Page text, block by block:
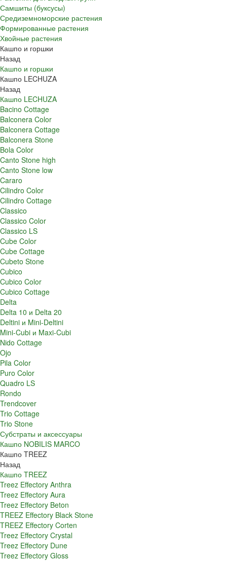
Самшиты (буксусы)
Средиземноморские растения
Формированные растения
Хвойные растения
Кашпо и горшки
Назад
Кашпо и горшки
Кашпо LECHUZA
Назад
Кашпо LECHUZA
Bacino Cottage
Balconera Color
Balconera Cottage
Balconera Stone
Bola Color
Canto Stone high
Canto Stone low
Cararo
Cilindro Color
Cilindro Cottage
Classico
Classico Color
Classico LS
Cube Color
Cube Cottage
Cubeto Stone
Cubico
Cubico Color
Cubico Cottage
Delta
Delta 10 и Delta 20
Deltini и Mini-Deltini
Mini-Cubi и Maxi-Cubi
Nido Cottage
Ojo
Pila Color
Puro Color
Quadro LS
Rondo
Trendcover
Trio Cottage
Trio Stone
Субстраты и аксессуары
Кашпо NOBILIS MARCO
Кашпо TREEZ
Назад
Кашпо TREEZ
Treez Effectory Anthra
Treez Effectory Aura
Treez Effectory Beton
TREEZ Effectory Black Stone
TREEZ Effectory Corten
Treez Effectory Crystal
Treez Effectory Dune
Treez Effectory Gloss